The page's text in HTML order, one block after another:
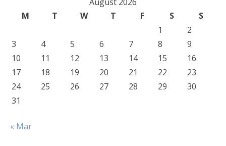
M
T W T F S
S
1
2
3
4 5 6 7 8
9
10
11 12 13 14 15
16
17
18 19 20 21 22
23
24
25 26 27 28 29
30
31
« Mar